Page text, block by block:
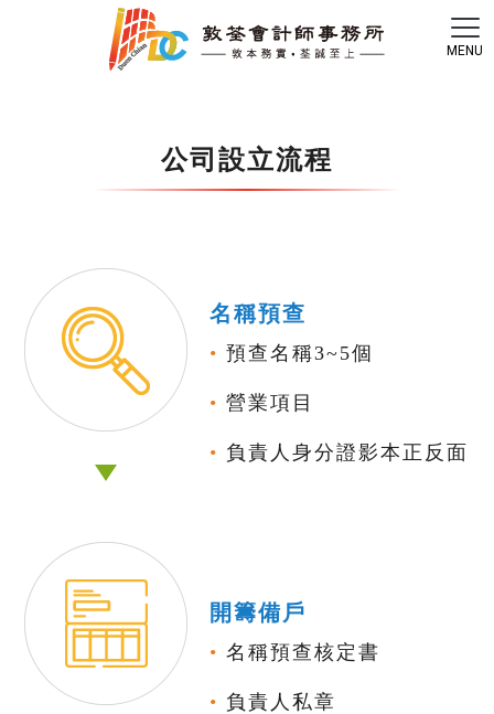
公司設立流程
名稱預查
• 預查名稱3~5個
• 營業項目
• 負責人身分證影本正反面
開籌備戶
• 名稱預查核定書
• 負責人私章